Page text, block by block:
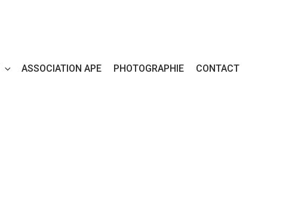
ASSOCIATION APE PHOTOGRAPHIE CONTACT